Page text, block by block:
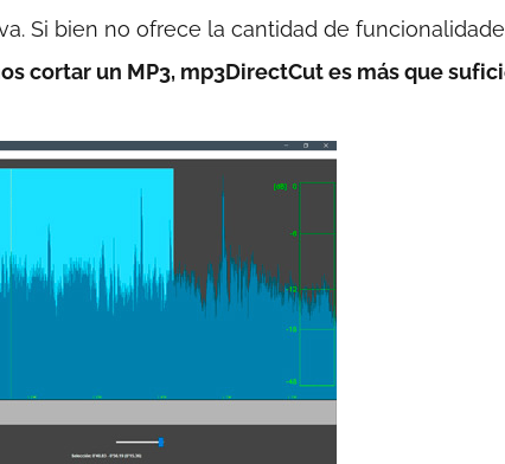
Si bien no ofrece la cantidad de
cortar un MP3, mp3DirectCut es más que